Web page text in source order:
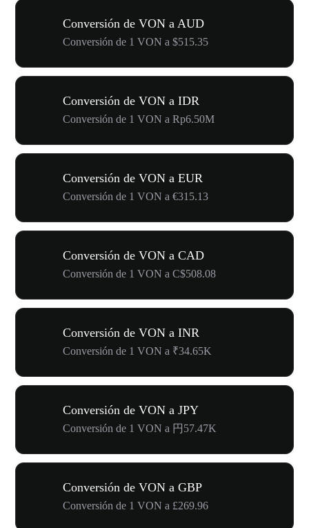
Conversión de VON a AUD
Conversión de 1 VON a $515.35
Conversión de VON a IDR
Conversión de 1 VON a Rp6.50M
Conversión de VON a EUR
Conversión de 1 VON a €315.13
Conversión de VON a CAD
Conversión de 1 VON a C$508.08
Conversión de VON a INR
Conversión de 1 VON a ₹34.65K
Conversión de VON a JPY
Conversión de 1 VON a 円57.47K
Conversión de VON a GBP
Conversión de 1 VON a £269.96